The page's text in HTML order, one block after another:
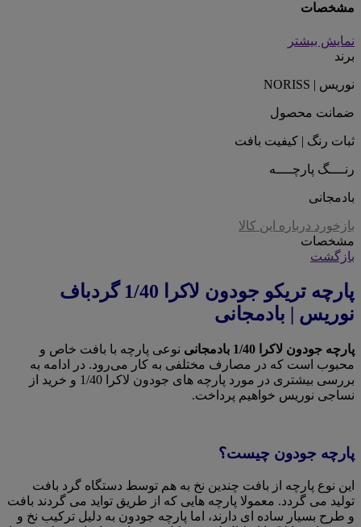
مشخصات
نمایش بیشتر
برند
نوریس | NORISS
ضمانت محصول
ثبات رنگ | کیفیت بافت
رنــــگ پارچــــه
بادمجانی
بازخورد درباره این کالا
مشخصات
بازگشت
پارچه تریکو جودون لاکرا 1/40 گردباف
نوریس | بادمجانی
پارچه جودون لاکرا 1/40 بادمجانی
نوعی پارچه با بافت خاص و
محبوب است که در مصارف مختلفی به کار می‌رود. در ادامه به
بررسی بیشتری در مورد پارچه های جودون لاکرا 1/40 و خرید از
نساجی نوریس خواهیم پرداخت.
پارچه جودون چیست؟
این نوع پارچه از بافت چندین نخ به هم توسط دستگاه گرد بافت
تولید می گردد. معمولا پارچه هایی که از طریق تواید می گردند بافت
و طرح بسیار ساده ای دارند، اما پارچه جودون به دلیل ترکیب نخ و